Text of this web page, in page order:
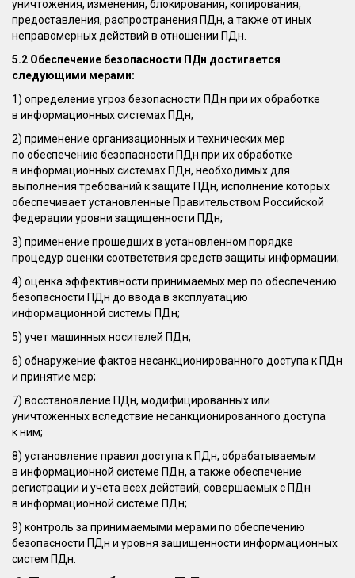
уничтожения, изменения, блокирования, копирования,
предоставления, распространения ПДн, а также от иных
неправомерных действий в отношении ПДн.
5.2 Обеспечение безопасности ПДн достигается
следующими мерами:
1) определение угроз безопасности ПДн при их обработке
в информационных системах ПДн;
2) применение организационных и технических мер
по обеспечению безопасности ПДн при их обработке
в информационных системах ПДн, необходимых для
выполнения требований к защите ПДн, исполнение которых
обеспечивает установленные Правительством Российской
Федерации уровни защищенности ПДн;
3) применение прошедших в установленном порядке
процедур оценки соответствия средств защиты информации;
4) оценка эффективности принимаемых мер по обеспечению
безопасности ПДн до ввода в эксплуатацию
информационной системы ПДн;
5) учет машинных носителей ПДн;
6) обнаружение фактов несанкционированного доступа к ПДн
и принятие мер;
7) восстановление ПДн, модифицированных или
уничтоженных вследствие несанкционированного доступа
к ним;
8) установление правил доступа к ПДн, обрабатываемым
в информационной системе ПДн, а также обеспечение
регистрации и учета всех действий, совершаемых с ПДн
в информационной системе ПДн;
9) контроль за принимаемыми мерами по обеспечению
безопасности ПДн и уровня защищенности информационных
систем ПДн.